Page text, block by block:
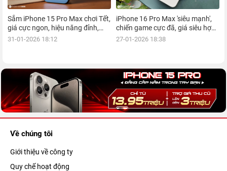
Sắm iPhone 15 Pro Max chơi Tết,
giá cực ngon, hiệu năng đỉnh,
kèm nhiều ưu đãi, mua ngay!
31-01-2026 18:12
iPhone 16 Pro Max 'siêu mạnh',
chiến game cực đã, giá siêu hợp
lý, mua ngay!
27-01-2026 18:38
Về chúng tôi
Giới thiệu về công ty
Quy chế hoạt động